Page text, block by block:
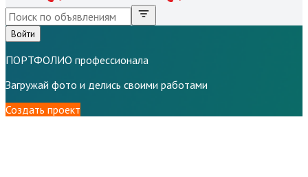
Войти
ПОРТФОЛИО профессионала
Загружай фото и делись своими работами
Создать проект